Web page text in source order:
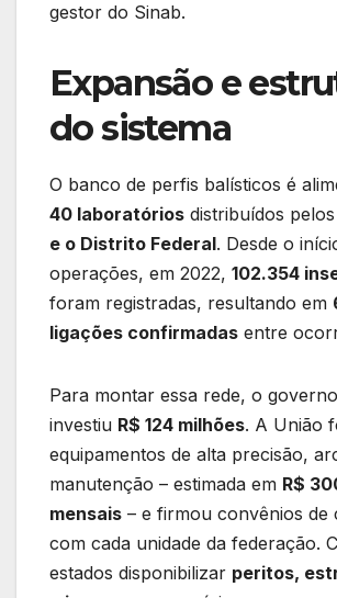
gestor do Sinab.
Expansão e
do sistema
O banco de perfis balísticos é
40 laboratórios distribuídos pelos
e o Distrito Federal. Desde o
operações, em 2022, 102.354
foram registradas, resultando em
ligações confirmadas entre
Para montar essa rede, o
investiu R$ 124 milhões. A União
equipamentos de alta precisão,
manutenção – estimada em R$
mensais – e firmou convênios de
com cada unidade da federação.
estados disponibilizar peritos,